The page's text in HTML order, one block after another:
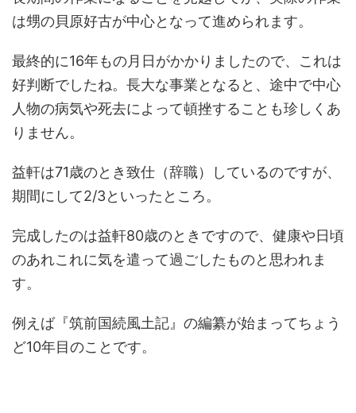
は甥の貝原好古が中心となって進められます。
最終的に16年もの月日がかかりましたので、これは
好判断でしたね。長大な事業となると、途中で中心
人物の病気や死去によって頓挫することも珍しくあ
りません。
益軒は71歳のとき致仕（辞職）しているのですが、
期間にして2/3といったところ。
完成したのは益軒80歳のときですので、健康や日頃
のあれこれに気を遣って過ごしたものと思われま
す。
例えば『筑前国続風土記』の編纂が始まってちょう
ど10年目のことです。